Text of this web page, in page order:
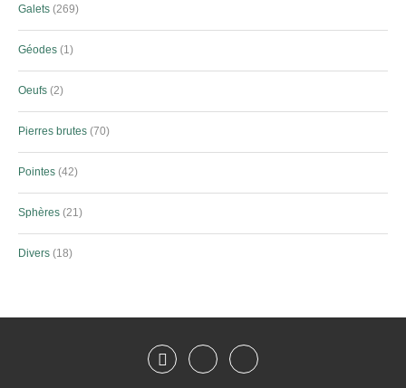
Galets 269
Géodes 1
Oeufs 2
Pierres brutes 70
Pointes 42
Sphères 21
Divers 18